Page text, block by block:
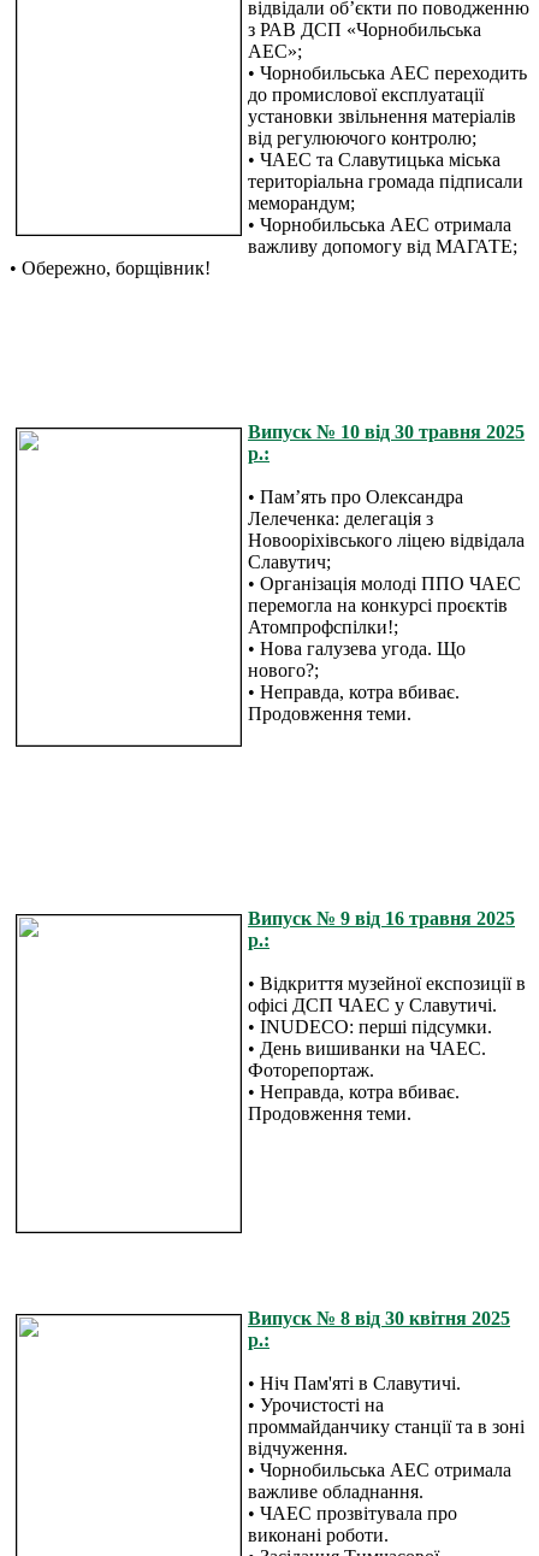
відвідали об’єкти по поводженню
з РАВ ДСП «Чорнобильська
АЕС»;
• Чорнобильська АЕС переходить
до промислової експлуатації
установки звільнення матеріалів
від регулюючого контролю;
• ЧАЕС та Славутицька міська
територіальна громада підписали
меморандум;
• Чорнобильська АЕС отримала
важливу допомогу від МАГАТЕ;
• Обережно, борщівник!
Випуск № 10 від 30 травня 2025
р.:
• Пам’ять про Олександра
Лелеченка: делегація з
Новооріхівського ліцею відвідала
Славутич;
• Організація молоді ППО ЧАЕС
перемогла на конкурсі проєктів
Атомпрофспілки!;
• Нова галузева угода. Що
нового?;
• Неправда, котра вбиває.
Продовження теми.
Випуск № 9 від 16 травня 2025
р.:
• Відкриття музейної експозиції в
офісі ДСП ЧАЕС у Славутичі.
• ІNUDECO: перші підсумки.
• День вишиванки на ЧАЕС.
Фоторепортаж.
• Неправда, котра вбиває.
Продовження теми.
Випуск № 8 від 30 квітня 2025
р.:
• Ніч Пам'яті в Славутичі.
• Урочистості на
проммайданчику станції та в зоні
відчуження.
• Чорнобильська АЕС отримала
важливе обладнання.
• ЧАЕС прозвітувала про
виконані роботи.